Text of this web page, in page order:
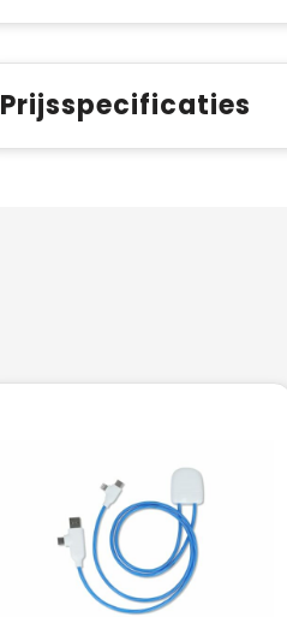
Prijsspecificaties